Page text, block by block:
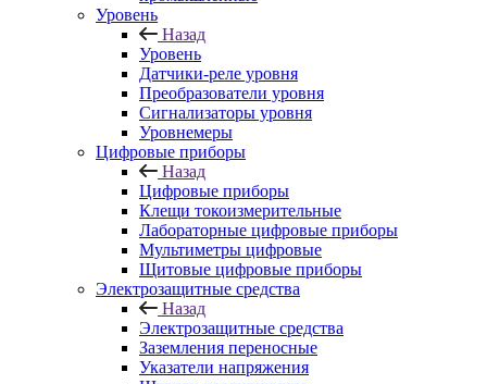
Уровень
Назад
Уровень
Датчики-реле уровня
Преобразователи уровня
Сигнализаторы уровня
Уровнемеры
Цифровые приборы
Назад
Цифровые приборы
Клещи токоизмерительные
Лабораторные цифровые приборы
Мультиметры цифровые
Щитовые цифровые приборы
Электрозащитные средства
Назад
Электрозащитные средства
Заземления переносные
Указатели напряжения